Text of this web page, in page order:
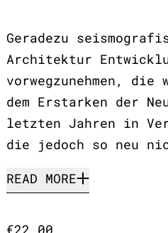
Geradezu
Architektur
vorwegzunehmen,
dem Erstarken der
letzten Jahren in
die jedoch so neu
READ MORE
Regular price
€22,00